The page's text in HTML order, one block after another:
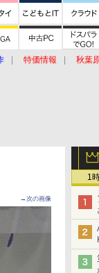
特価情報
秋葉
1
→次の画像